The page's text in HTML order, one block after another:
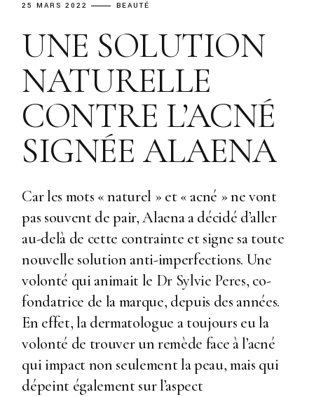
25 MARS 2022 BEAUTÉ
UNE SOLUTION
NATURELLE
CONTRE L’ACNÉ
SIGNÉE ALAENA
Car les mots « naturel » et « acné » ne vont
pas souvent de pair, Alaena a décidé d’aller
au-delà de cette contrainte et signe sa toute
nouvelle solution anti-imperfections. Une
volonté qui animait le Dr Sylvie Peres, co-
fondatrice de la marque, depuis des années.
En effet, la dermatologue a toujours eu la
volonté de trouver un remède face à l’acné
qui impact non seulement la peau, mais qui
dépeint également sur l’aspect